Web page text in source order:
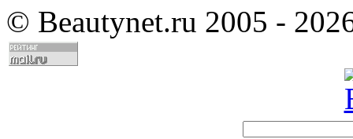
© Beautynet.ru 2005 -